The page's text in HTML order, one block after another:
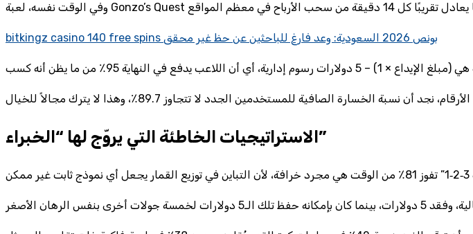
bitkingz casino 140 free spins بونص 2026 السعودية: وعد فارغ للباحثين عن حظ غير محقق
الاستراتيجيات الخاطئة التي يروّج لها “الخبراء”